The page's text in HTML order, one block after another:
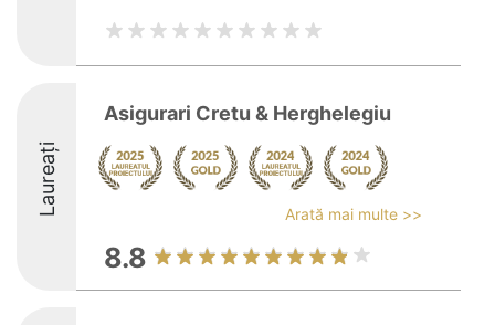
Laureați
Asigurari Cretu & Herghelegiu
Arată mai multe >>
8.8